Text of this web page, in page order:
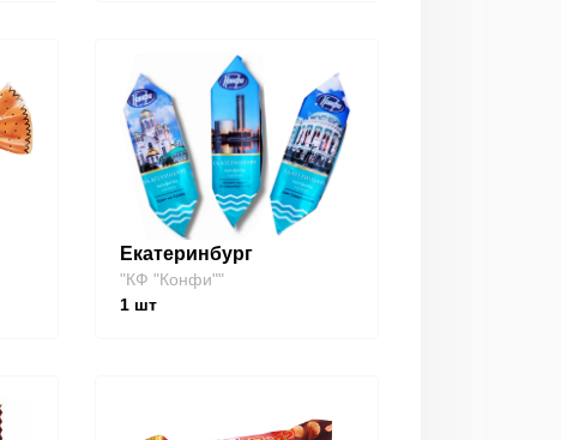
Екатеринбург
"КФ "Конфи""
1шт